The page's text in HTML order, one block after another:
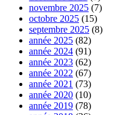
novembre 2025 (7)
octobre 2025 (15)
septembre 2025 (8)
année 2025 (82)
année 2024 (91)
année 2023 (62)
année 2022 (67)
année 2021 (73)
année 2020 (10)
année 2019 (78)